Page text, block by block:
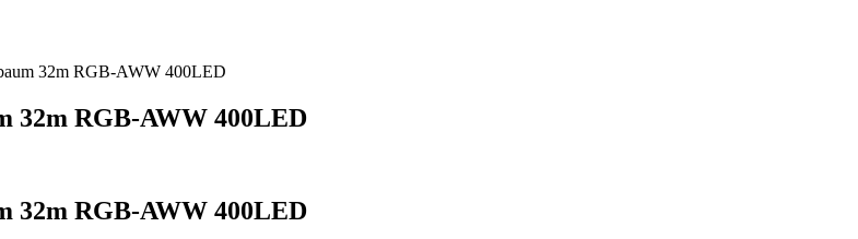
32m RGB-AWW 400LED
32m RGB-AWW 400LED
32m RGB-AWW 400LED